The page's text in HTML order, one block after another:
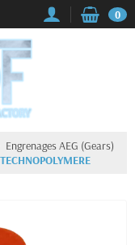
0
Engrenages AEG (Gears)